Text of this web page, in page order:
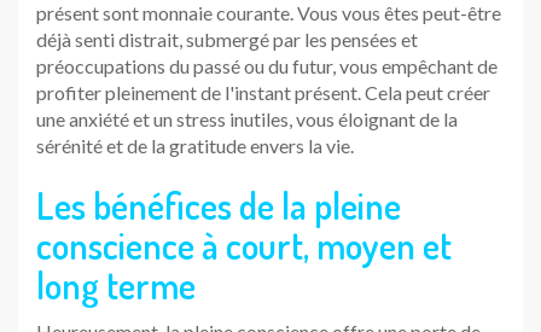
présent sont monnaie courante. Vous vous êtes peut-être
déjà senti distrait, submergé par les pensées et
préoccupations du passé ou du futur, vous empêchant de
profiter pleinement de l'instant présent. Cela peut créer
une anxiété et un stress inutiles, vous éloignant de la
sérénité et de la gratitude envers la vie.
Les bénéfices de la pleine
conscience à court, moyen et
long terme